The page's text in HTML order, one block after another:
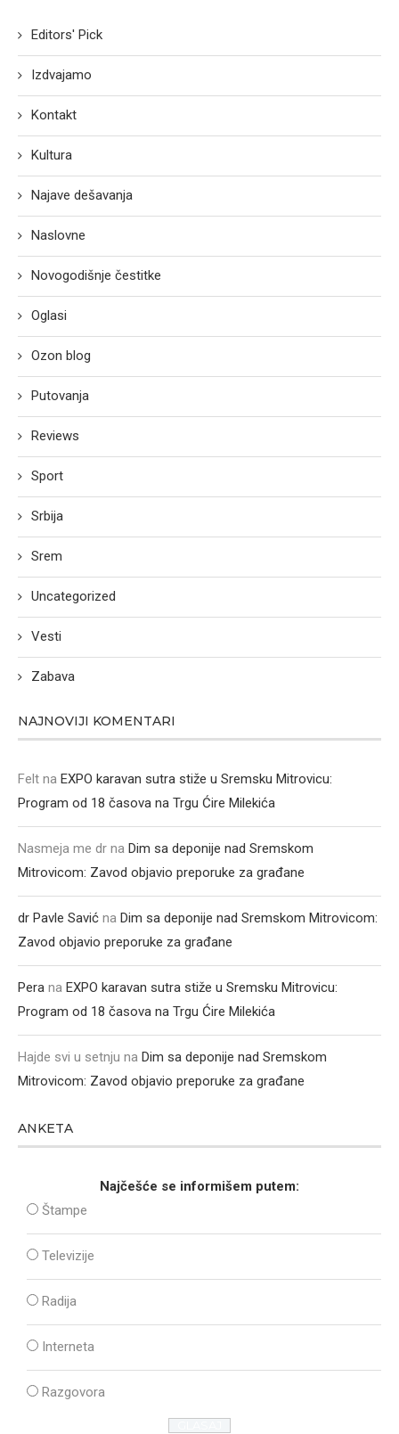
Editors' Pick
Izdvajamo
Kontakt
Kultura
Najave dešavanja
Naslovne
Novogodišnje čestitke
Oglasi
Ozon blog
Putovanja
Reviews
Sport
Srbija
Srem
Uncategorized
Vesti
Zabava
NAJNOVIJI KOMENTARI
Felt na EXPO karavan sutra stiže u Sremsku Mitrovicu:
Program od 18 časova na Trgu Ćire Milekića
Nasmeja me dr na Dim sa deponije nad Sremskom
Mitrovicom: Zavod objavio preporuke za građane
dr Pavle Savić na Dim sa deponije nad Sremskom Mitrovicom:
Zavod objavio preporuke za građane
Pera na EXPO karavan sutra stiže u Sremsku Mitrovicu:
Program od 18 časova na Trgu Ćire Milekića
Hajde svi u setnju na Dim sa deponije nad Sremskom
Mitrovicom: Zavod objavio preporuke za građane
ANKETA
Najčešće se informišem putem:
Štampe
Televizije
Radija
Interneta
Razgovora